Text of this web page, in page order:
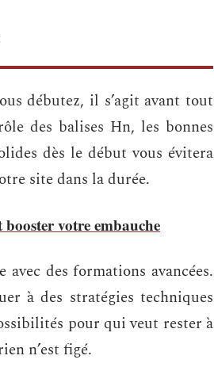
débutez, il s’agit avant tout
des balises Hn, les bonnes
dès le début vous évitera
site dans la durée.
votre embauche
des formations avancées.
à des stratégies techniques
pour qui veut rester à
n’est figé.